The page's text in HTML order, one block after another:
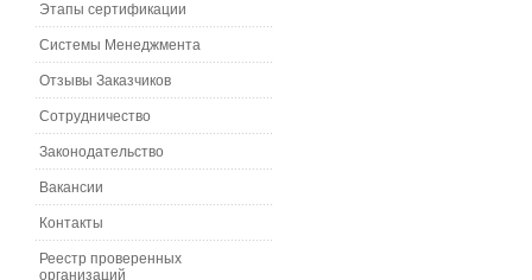
Этапы сертификации
Системы Менеджмента
Отзывы Заказчиков
Сотрудничество
Законодательство
Вакансии
Контакты
Реестр проверенных
организаций